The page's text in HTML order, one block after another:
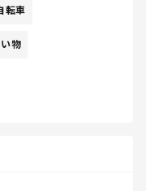
たいなやつに、
らぶら。
る自転車…
転車
物